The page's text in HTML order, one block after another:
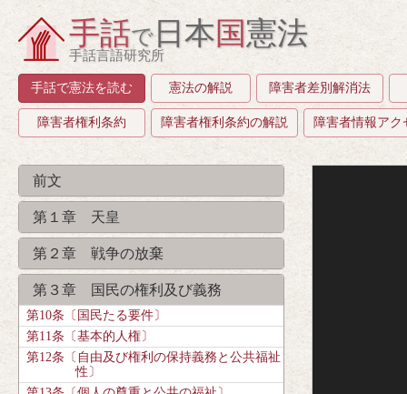
手話で日本国憲法
手話言語研究所
手話で憲法を読む 憲法の解説 障害者差別解消法
障害者権利条約 障害者権利条約の解説 障害者情報ア
前文
第１章 天皇
第２章 戦争の放棄
第３章 国民の権利及び義務
第10条〔国民たる要件〕
第11条〔基本的人権〕
第12条〔自由及び権利の保持義務と公共福祉
性〕